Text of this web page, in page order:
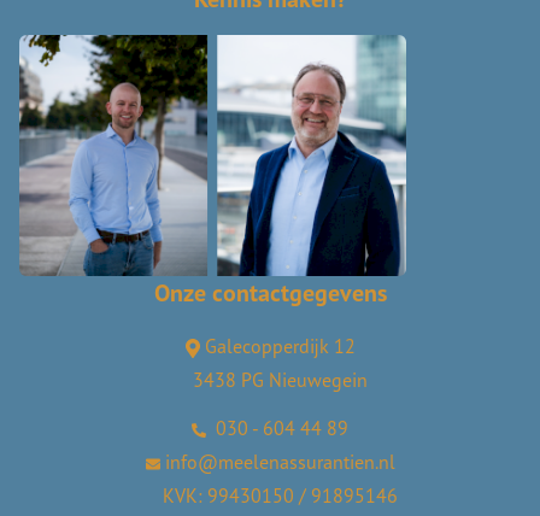
Onze contactgegevens
Galecopperdijk 12
3438 PG Nieuwegein
030 - 604 44 89
info@meelenassurantien.nl
KVK: 99430150 / 91895146